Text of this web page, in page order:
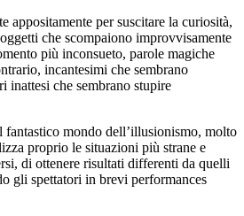
appositamente per suscitare la curiosità,
che scompaiono improvvisamente
più inconsueto, parole magiche
incantesimi che sembrano
inattesi che sembrano stupire
mondo dell’illusionismo, molto
proprio le situazioni più strane e
di ottenere risultati differenti da quelli
gli spettatori in brevi performances